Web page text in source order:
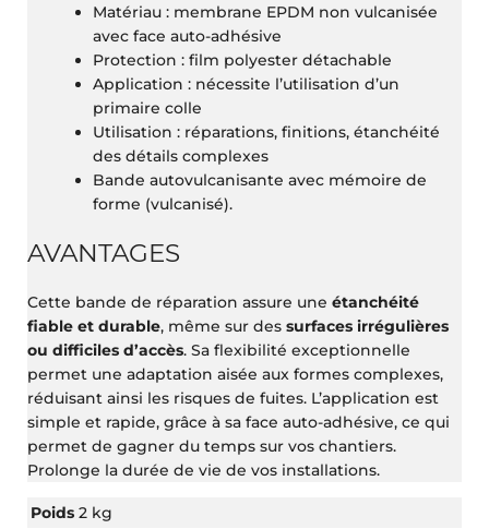
Matériau : membrane EPDM non vulcanisée
avec face auto-adhésive
Protection : film polyester détachable
Application : nécessite l’utilisation d’un
primaire colle
Utilisation : réparations, finitions, étanchéité
des détails complexes
Bande autovulcanisante avec mémoire de
forme (vulcanisé).
AVANTAGES
Cette bande de réparation assure uneétanchéité
fiable et durable, même sur dessurfaces irrégulières
ou difficiles d’accès. Sa flexibilité exceptionnelle
permet une adaptation aisée aux formes complexes,
réduisant ainsi les risques de fuites. L’application est
simple et rapide, grâce à sa face auto-adhésive, ce qui
permet de gagner du temps sur vos chantiers.
Prolonge la durée de vie de vos installations.
Poids 2 kg